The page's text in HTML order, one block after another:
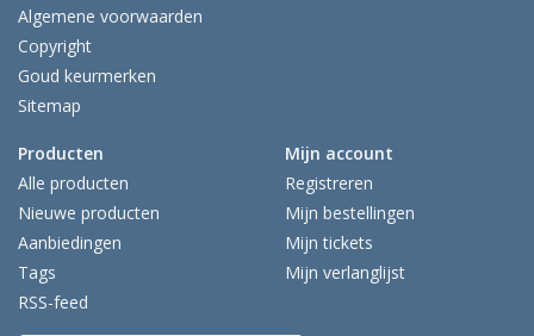
Algemene voorwaarden
Copyright
Goud keurmerken
Sitemap
Producten
Alle producten
Nieuwe producten
Aanbiedingen
Tags
RSS-feed
Mijn account
Registreren
Mijn bestellingen
Mijn tickets
Mijn verlanglijst